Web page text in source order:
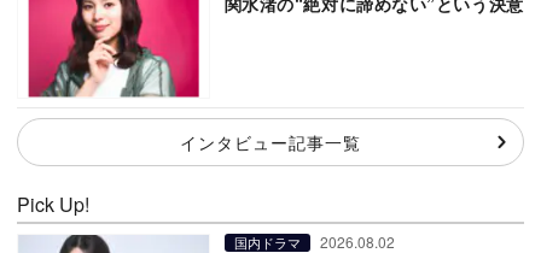
インタビュー記事一覧
Pick Up!
国内ドラマ 2026.08.02